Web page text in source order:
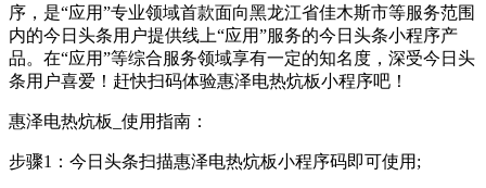
序，是“应用”专业领域首款面向黑龙江省佳木斯市等服务范围
内的今日头条用户提供线上“应用”服务的今日头条小程序产
品。在“应用”等综合服务领域享有一定的知名度，深受今日头
条用户喜爱！赶快扫码体验惠泽电热炕板小程序吧！
惠泽电热炕板_使用指南：
步骤1：今日头条扫描惠泽电热炕板小程序码即可使用;